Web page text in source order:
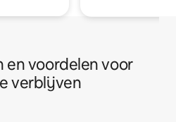
en voordelen voor
verblijven